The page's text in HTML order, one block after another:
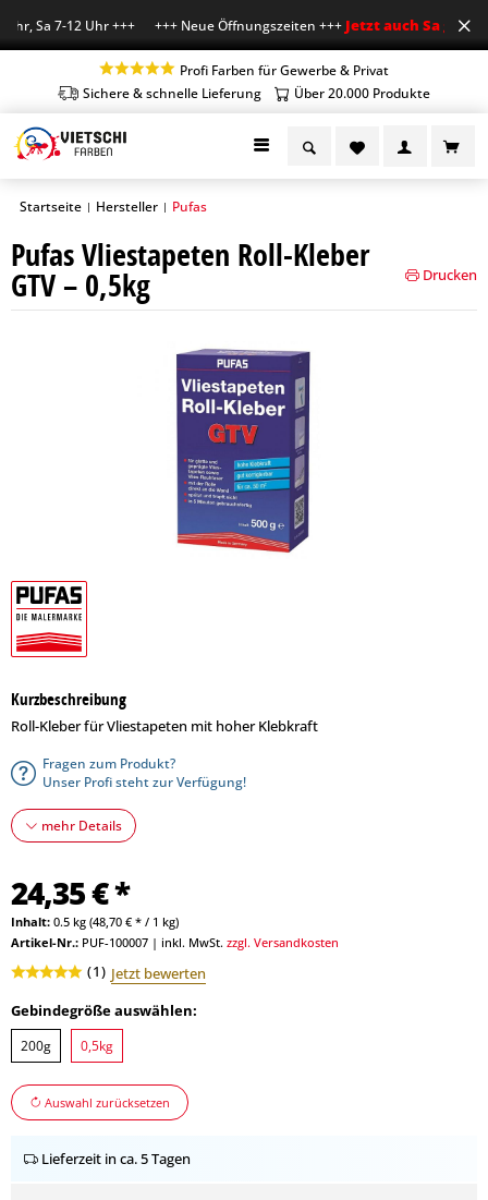
Sa 7-12 Uhr +++ +++ Neue Öffnungszeiten +++Jetzt auch Sa
Profi Farben für Gewerbe & Privat
Sichere & schnelle Lieferung
Über 20.000 Produkte
Startseite | Hersteller | Pufas
Pufas Vliestapeten Roll-Kleber
GTV – 0,5kg Drucken
Kurzbeschreibung
Roll-Kleber für Vliestapeten mit hoher Klebkraft
Fragen zum Produkt?
Unser Profi steht zur Verfügung!
mehr Details
24,35 € *
Inhalt: 0.5 kg (48,70 € * / 1 kg)
Artikel-Nr.: PUF-100007 | inkl. MwSt. zzgl. Versandkosten
(1) Jetzt bewerten
Gebindegröße auswählen:
200g 0,5kg
Auswahl zurücksetzen
Lieferzeit in ca. 5 Tagen